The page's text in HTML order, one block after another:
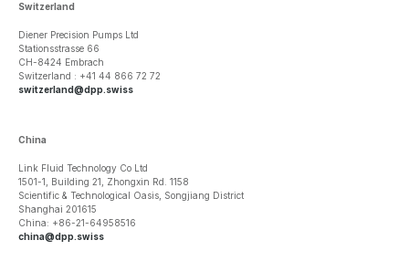
Switzerland
Diener Precision Pumps Ltd
Stationsstrasse 66
CH-8424 Embrach
Switzerland : +41 44 866 72 72
switzerland@dpp.swiss
China
Link Fluid Technology Co Ltd
1501-1, Building 21, Zhongxin Rd. 1158
Scientific & Technological Oasis, Songjiang District
Shanghai 201615
China: +86-21-64958516
china@dpp.swiss